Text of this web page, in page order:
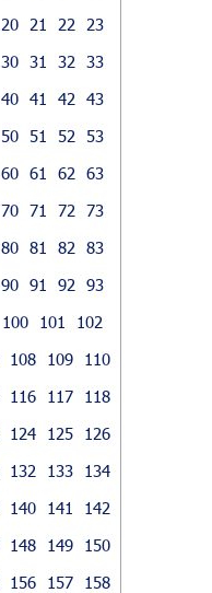
20 21 22
23
30 31 32
33
40 41 42
43
50 51 52
53
60 61 62
63
70 71 72
73
80 81 82
83
90 91 92
93
100 101
102
108 109
110
116 117
118
124 125
126
132 133
134
140 141
142
148 149
150
156 157
158